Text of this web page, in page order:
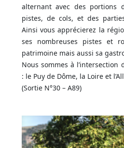
alternant avec des portions
pistes, de cols, et des
Ainsi vous apprécierez la
ses nombreuses pistes et
patrimoine mais aussi sa
Nous sommes à l’intersection
: le Puy de Dôme, la Loire et
(Sortie N°30 – A89)